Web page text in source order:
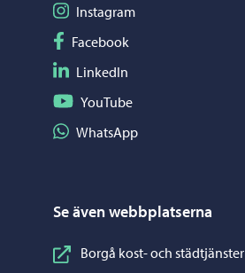
Följ på Instagram
Instagram
Följ på Facebook
Facebook
Följ på LinkedIn
LinkedIn
Följ på YouTube
YouTube
Dela på WhatsApp
WhatsApp
Se även webbplatserna
Borgå kost- och städtjänster